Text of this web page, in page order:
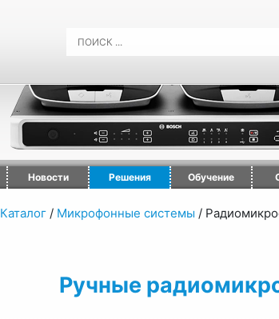
Новости Решения Обучение
Каталог / Микрофонные системы /
Ручные